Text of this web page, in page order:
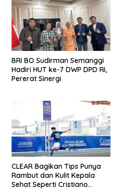
BRI BO Sudirman Semanggi
Hadiri HUT ke-7 DWP DPD RI,
Pererat Sinergi
CLEAR Bagikan Tips Punya
Rambut dan Kulit Kepala
Sehat Seperti Cristiano